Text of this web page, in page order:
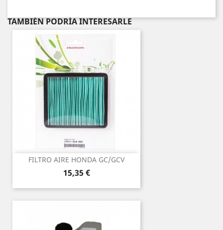
TAMBIÉN PODRÍA INTERESARLE
FILTRO AIRE HONDA GC/GCV
Precio
15,35 €